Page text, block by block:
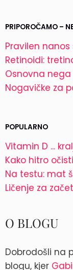
PRIPOROČAMO –
Pravilen nanos
Retinoidi:
Osnovna
Nogavičke za
POPULARNO
Vitamin D ...
Kako hitro
Na testu: mat
Ličenje za
O BLOGU
Dobrodošli na
blogu, kjer